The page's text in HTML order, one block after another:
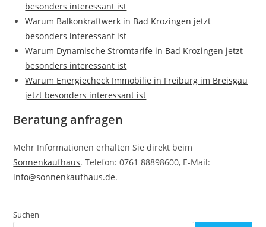
besonders interessant ist
Warum Balkonkraftwerk in Bad Krozingen jetzt
besonders interessant ist
Warum Dynamische Stromtarife in Bad Krozingen jetzt
besonders interessant ist
Warum Energiecheck Immobilie in Freiburg im Breisgau
jetzt besonders interessant ist
Beratung anfragen
Mehr Informationen erhalten Sie direkt beim
Sonnenkaufhaus. Telefon: 0761 88898600, E-Mail:
info@sonnenkaufhaus.de.
Suchen